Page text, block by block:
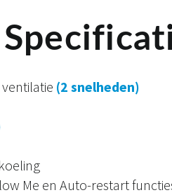
(2 snelheden)
Me en Auto-restart